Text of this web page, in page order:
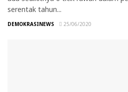
serentak tahun...
DEMOKRASINEWS 25/06/2020